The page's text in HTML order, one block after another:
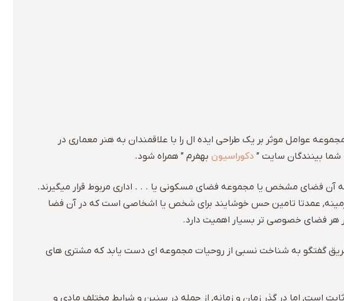
عوامل موثر بر یک طراحی ایده ال را با علاقمندان به هنر معماری در
شما بینندگان سایت ” دکوراسیون بهفرم ” همراه شود.
آن فضای مشخص یا مجموعه فضای مسکونی یا . . . اداری مربوط قرار میگیرند.
زمینه, عمدتا تامین حس خوشایند برای شخص یا اشخاصی است که در آن فضا
هر فضای خصوصی تر بسیار اهمیت دارد.
طریق گفتگو به شناخت نسبی از روحیات مجموعه ای دست یابد که مشتری های
است, اما در گذر زمان و زمانه, از جمله در سنین و شرایط مختلف مادی و